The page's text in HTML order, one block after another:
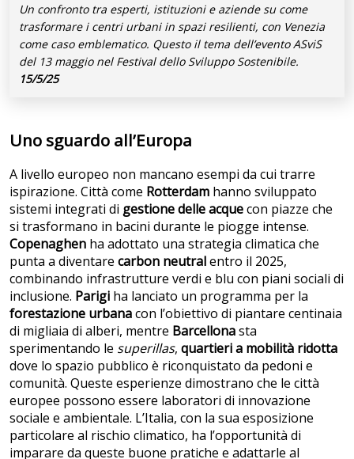
Un confronto tra esperti, istituzioni e aziende su come
trasformare i centri urbani in spazi resilienti, con Venezia
come caso emblematico. Questo il tema dell’evento ASviS
del 13 maggio nel Festival dello Sviluppo Sostenibile.
15/5/25
Uno sguardo all’Europa
A livello europeo non mancano esempi da cui trarre
ispirazione. Città come Rotterdam hanno sviluppato
sistemi integrati di gestione delle acquecon piazze che
si trasformano in bacini durante le piogge intense.
Copenaghen ha adottato una strategia climatica che
punta a diventare carbon neutralentro il 2025,
combinando infrastrutture verdi e blu con piani sociali di
inclusione. Parigi ha lanciato un programma per la
forestazione urbanacon l’obiettivo di piantare centinaia
di migliaia di alberi, mentre Barcellonasta
sperimentando le superillas, quartieri a mobilità ridotta
dove lo spazio pubblico è riconquistato da pedoni e
comunità. Queste esperienze dimostrano che le città
europee possono essere laboratori di innovazione
sociale e ambientale. L’Italia, con la sua esposizione
particolare al rischio climatico, ha l’opportunità di
imparare da queste buone pratiche e adattarle al